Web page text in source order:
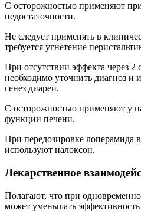
С осторожностью применяют
недостаточности.
Не следует применять в
требуется угнетение
При отсутствии эффекта через
необходимо уточнить диагноз
генез диареи.
С осторожностью применяют у
функции печени.
При передозировке лоперамида в
используют налоксон.
Лекарственное
Полагают, что при
может уменьшать